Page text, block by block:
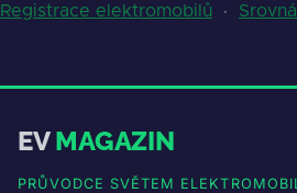
Registrace elektromobilů ·
EVMAGAZIN
PRŮVODCE SVĚTEM